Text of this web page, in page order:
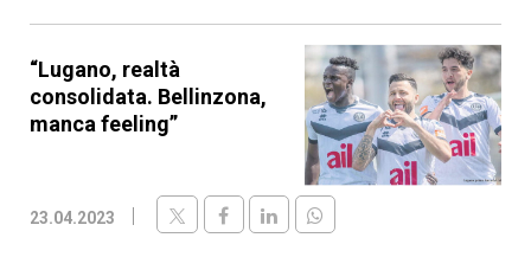
“Lugano, realtà
consolidata. Bellinzona,
manca feeling”
23.04.2023